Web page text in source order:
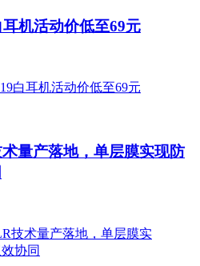
机活动价低至69元
量产落地，单层膜实现防